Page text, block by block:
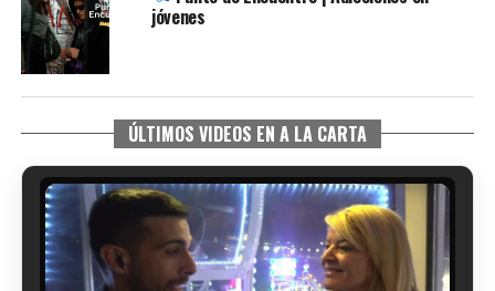
jóvenes
ÚLTIMOS VIDEOS EN A LA CARTA